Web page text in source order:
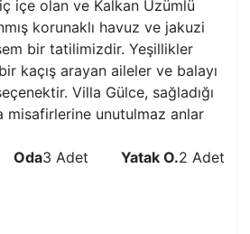
içe olan ve Kalkan Üzümlü
korunaklı havuz ve jakuzi
bir tatilimizdir. Yeşillikler
kaçış arayan aileler ve balayı
Villa Gülce, sağladığı
misafirlerine unutulmaz anlar
Oda3 Adet Yatak O.2 Adet